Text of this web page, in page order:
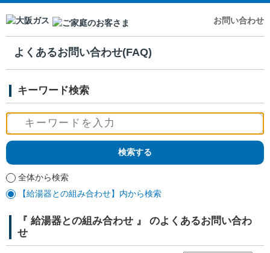
お問い合わせ
よくあるお問い合わせ(FAQ)
キーワード検索
全体から検索
【給湯器との組み合わせ】内から検索
『 給湯器との組み合わせ 』 のよくあるお問い合わ
せ